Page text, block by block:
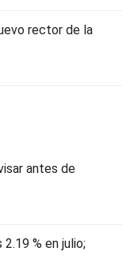
rector de la
antes de
% en julio;